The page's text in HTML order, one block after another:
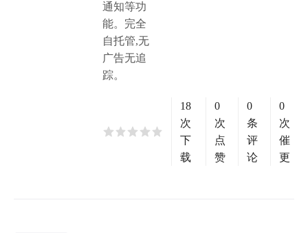
通知等功
能。完全
自托管,无
广告无追
踪。
18
次
下
载
0
次
点
赞
0
条
评
论
0
次
催
更